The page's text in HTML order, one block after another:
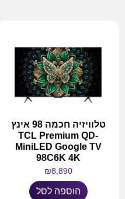
טלוויזיה חכמה 98 אינץ
TCL Premium QD-
MiniLED Google TV
98C6K 4K
₪8,890
הוספה לסל